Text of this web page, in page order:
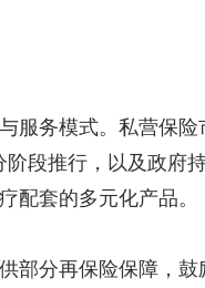
务模式。私营保险
段推行，以及政府
配套的多元化产品。
部分再保险保障，